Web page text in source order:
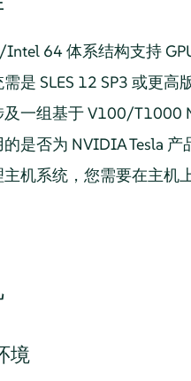
64 体系结构支持
是 SLES 12 SP3 或更高版
一组基于 V100/T1000
是否为 NVIDIA Tesla 产
机系统，您需要在主机
境